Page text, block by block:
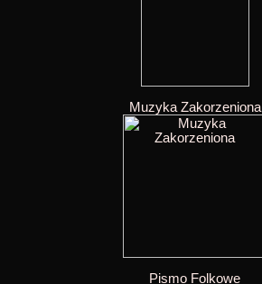
Muzyka Zakorzeniona
Pismo Folkowe